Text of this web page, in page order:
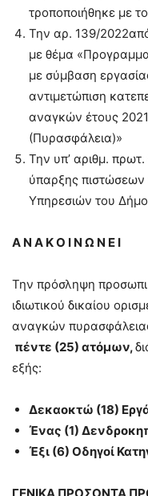
τροποποιήθηκε με
Την αρ. 139/
με θέμα
με σύμβαση
αντιμετώπιση
αναγκών έτους
(Πυρασφάλεια)»
Την υπ’ αριθμ.
ύπαρξης
Υπηρεσιών του
Α Ν Α Κ Ο Ι Ν Ω Ν Ε Ι
Την πρόσληψη
ιδιωτικού δικαίου
αναγκών
πέντε (25) ατόμων,
εξής:
Δεκαοκτώ (18)
Ένας (1)
Έξι (6) Οδηγοί